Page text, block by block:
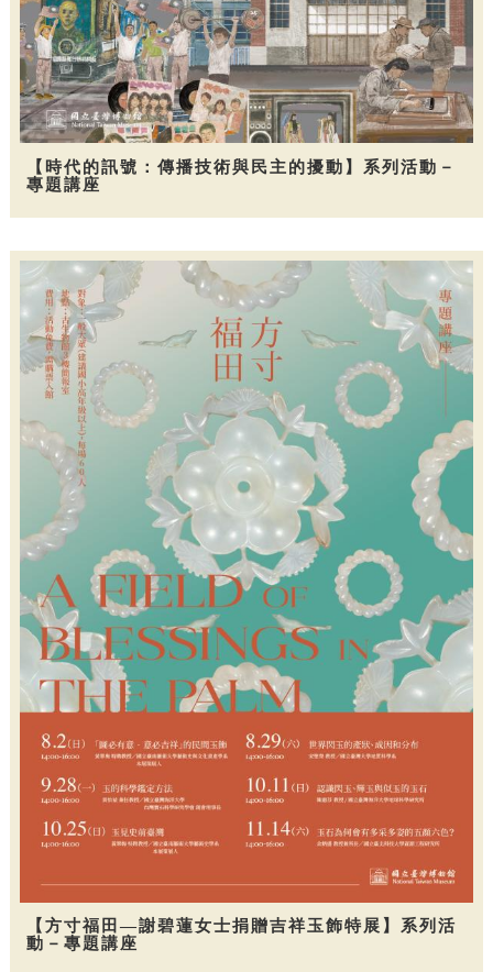
【時代的訊號：傳播技術與民主的擾動】系列活動－
專題講座
【方寸福田—謝碧蓮女士捐贈吉祥玉飾特展】系列活
動－專題講座